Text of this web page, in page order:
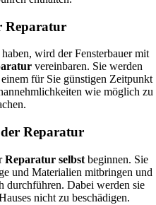
Reparatur
wird der Fensterbauer mit
vereinbaren. Sie werden
für Sie günstigen Zeitpunkt
wie möglich zu
Reparatur
Reparatur selbstbeginnen. Sie
und Materialien mitbringen und
durchführen. Dabei werden sie
nicht zu beschädigen.